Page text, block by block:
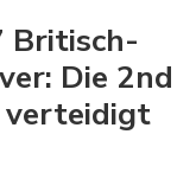
Britisch-
Die 2nd
verteidigt